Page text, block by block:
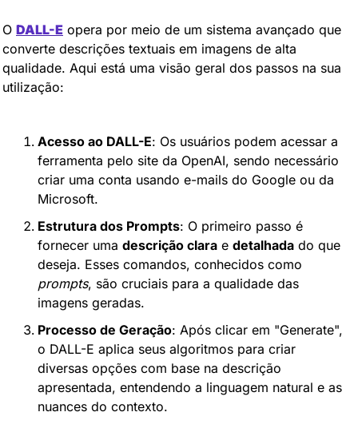
O DALL-E opera por meio de um sistema avançado que
converte descrições textuais em imagens de alta
qualidade. Aqui está uma visão geral dos passos na sua
utilização:
Acesso ao DALL-E: Os usuários podem acessar a
ferramenta pelo site da OpenAI, sendo necessário
criar uma conta usando e-mails do Google ou da
Microsoft.
Estrutura dos Prompts: O primeiro passo é
fornecer uma descrição clara e detalhada do que
prompts, são cruciais para a qualidade das
imagens geradas.
Processo de Geração: Após clicar em "Generate",
o DALL-E aplica seus algoritmos para criar
diversas opções com base na descrição
apresentada, entendendo a linguagem natural e as
nuances do contexto.